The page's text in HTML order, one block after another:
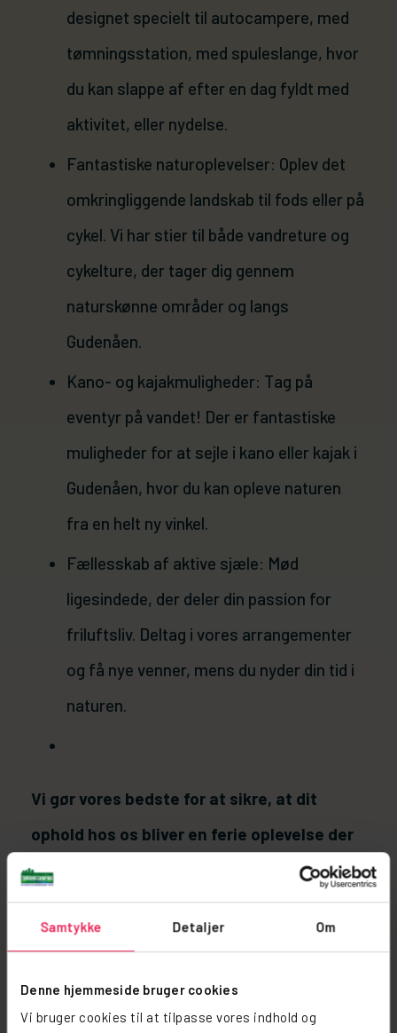
Samtykke Detaljer Om
Denne hjemmeside bruger cookies
Vi bruger cookies til at tilpasse vores indhold og
designet specielt til autocampere, med
tømningsstation, med spuleslange, hvor
du kan slappe af efter en dag fyldt med
aktivitet, eller nydelse.
Fantastiske naturoplevelser: Oplev det
omkringliggende landskab til fods eller på
cykel. Vi har stier til både vandreture og
cykelture, der tager dig gennem
naturskønne områder og langs
Gudenåen.
Kano- og kajakmuligheder: Tag på
eventyr på vandet! Der er fantastiske
muligheder for at sejle i kano eller kajak i
Gudenåen, hvor du kan opleve naturen
fra en helt ny vinkel.
Fællesskab af aktive sjæle: Mød
ligesindede, der deler din passion for
friluftsliv. Deltag i vores arrangementer
og få nye venner, mens du nyder din tid i
naturen.
Vi gør vores bedste for at sikre, at dit
ophold hos os bliver en ferie oplevelse der
ikke glemmes.
Læs Mere